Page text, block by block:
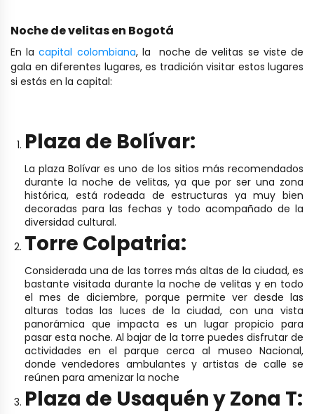
Noche de velitas en Bogotá
En lacapital colombiana, la noche de velitas se viste de
gala en diferentes lugares, es tradición visitar estos lugares
si estás en la capital:
Plaza de Bolívar:
La plaza Bolívar es uno de los sitios más recomendados
durante la noche de velitas, ya que por ser una zona
histórica, está rodeada de estructuras ya muy bien
decoradas para las fechas y todo acompañado de la
diversidad cultural.
Torre Colpatria:
Considerada una de las torres más altas de la ciudad, es
bastante visitada durante la noche de velitas y en todo
el mes de diciembre, porque permite ver desde las
alturas todas las luces de la ciudad, con una vista
panorámica que impacta es un lugar propicio para
pasar esta noche. Al bajar de la torre puedes disfrutar de
actividades en el parque cerca al museo Nacional,
donde vendedores ambulantes y artistas de calle se
reúnen para amenizar la noche
Plaza de Usaquén y Zona T: